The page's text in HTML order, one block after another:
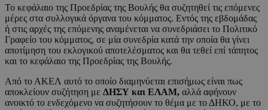
Το κεφάλαιο της Προεδρίας της Βουλής θα συζητηθεί τις επόμενες
μέρες στα συλλογικά όργανα του κόμματος. Εντός της εβδομάδας
ή στις αρχές της επόμενης αναμένεται να συνεδριάσει το Πολιτικό
Γραφείο του κόμματος, σε μία συνεδρία κατά την οποία θα γίνει
αποτίμηση του εκλογικού αποτελέσματος και θα τεθεί επί τάπητος
και το κεφάλαιο της Προεδρίας της Βουλής.
Από το ΑΚΕΛ αυτό το οποίο διαμηνύεται επισήμως είναι πως
αποκλείουν συζήτηση με ΔΗΣΥ και ΕΛΑΜ, αλλά αφήνουν
ανοικτό το ενδεχόμενο να συζητήσουν το θέμα με το ΔΗΚΟ, με το